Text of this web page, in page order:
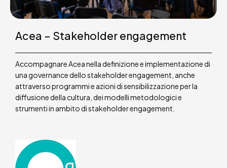
Acea – Stakeholder engagement
Accompagnare Acea nella definizione e implementazione di
una governance dello stakeholder engagement, anche
attraverso programmi e azioni di sensibilizzazione per la
diffusione della cultura, dei modelli metodologici e
strumenti in ambito di stakeholder engagement.